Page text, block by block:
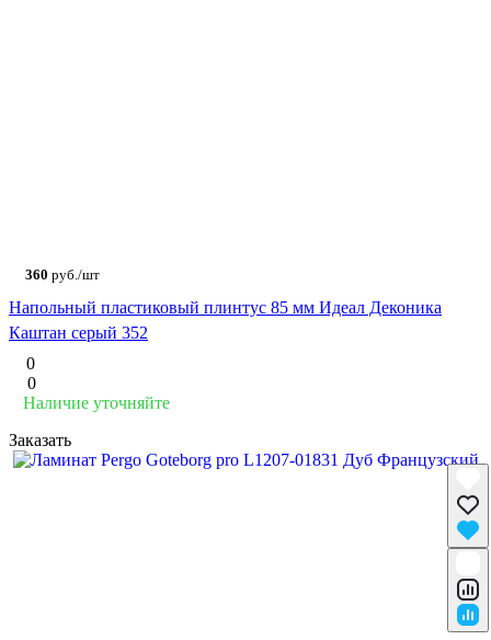
360 руб./шт
Напольный пластиковый плинтус 85 мм Идеал Деконика
Каштан серый 352
0
0
Наличие уточняйте
Заказать